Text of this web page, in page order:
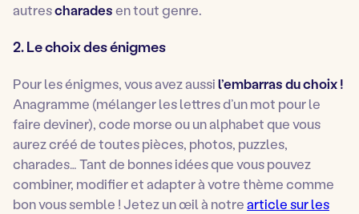
autrescharadesen tout genre.
2. Le choix des énigmes
Pour les énigmes, vous avez aussil’embarras du choix !
Anagramme (mélanger les lettres d’un mot pour le
faire deviner), code morse ou un alphabet que vous
aurez créé de toutes pièces, photos, puzzles,
charades… Tant de bonnes idées que vous pouvez
combiner, modifier et adapter à votre thème comme
bon vous semble ! Jetez un œil à notrearticle sur les